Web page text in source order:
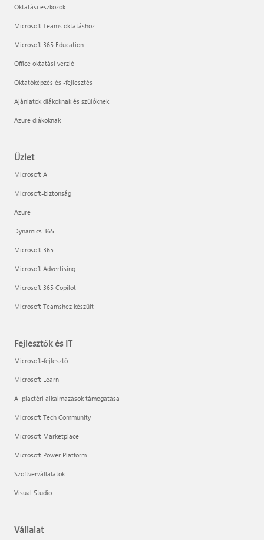
Oktatási eszközök
Microsoft Teams oktatáshoz
Microsoft 365 Education
Office oktatási verzió
Oktatóképzés és -fejlesztés
Ajánlatok diákoknak és szülőknek
Azure diákoknak
Üzlet
Microsoft AI
Microsoft-biztonság
Azure
Dynamics 365
Microsoft 365
Microsoft Advertising
Microsoft 365 Copilot
Microsoft Teamshez készült
Fejlesztők és IT
Microsoft-fejlesztő
Microsoft Learn
AI piactéri alkalmazások támogatása
Microsoft Tech Community
Microsoft Marketplace
Microsoft Power Platform
Szoftvervállalatok
Visual Studio
Vállalat